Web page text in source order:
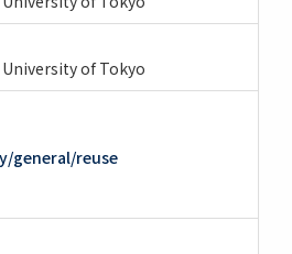
of Tokyo
general/reuse